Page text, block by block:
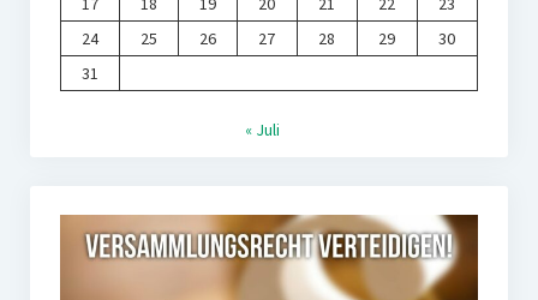
24
25 26 27 28 29
30
31
« Juli